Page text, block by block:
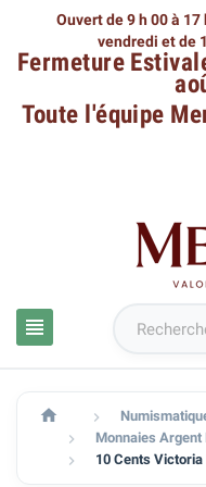
Ouvert de 9 h 00 à
vendredi et de
Fermeture
Toute l'équipe

 
 Monnaies Argent
 10 Cents